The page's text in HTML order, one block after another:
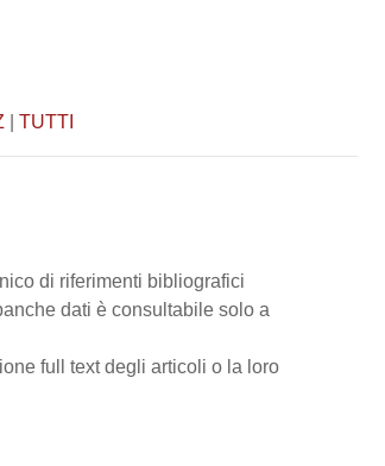
TUTTI
di riferimenti bibliografici
dati è consultabile solo a
full text degli articoli o la loro